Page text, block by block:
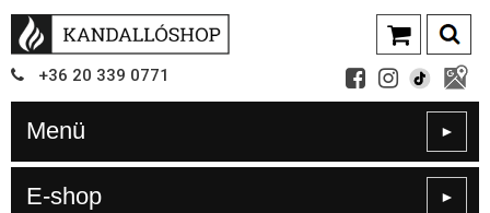
+36 20 339 0771
Menü ►
E-shop ►